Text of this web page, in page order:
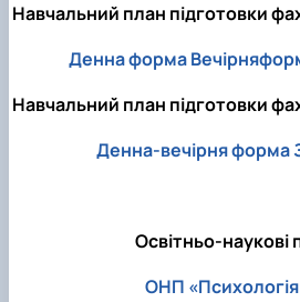
Навчальний план підготовки
Денна форма
Навчальний план підготовки
Денна-вечірня форма
Освітньо-наукові
ОНП